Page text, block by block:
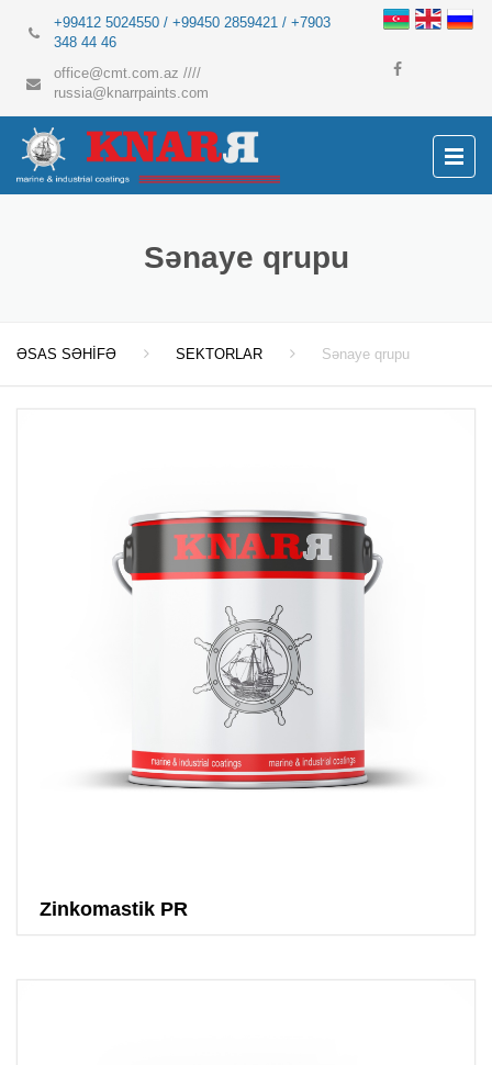
+99412 5024550 / +99450 2859421 / +7903
348 44 46
office@cmt.com.az ////
russia@knarrpaints.com
Sənaye qrupu
ƏSAS SƏHİFƏ SEKTORLAR Sənaye qrupu
Zinkomastik PR